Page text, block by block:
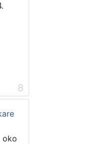
8
oko